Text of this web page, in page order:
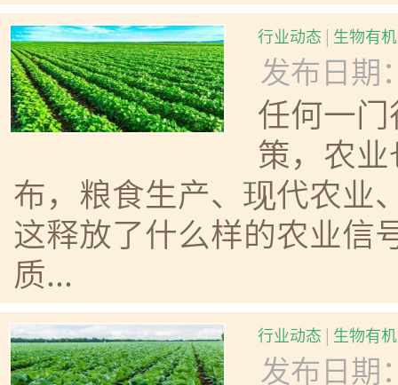
行业动态 | 生物有
发布日期
任何一
策，农
布，粮食生产、现代农业
这释放了什么样的农业信
质...
行业动态 | 生物有
发布日期